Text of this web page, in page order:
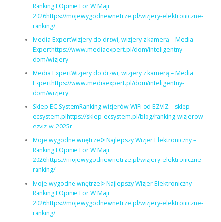
Ranking I Opinie For W Maju
2026https://mojewygodnewnetrze.pl/wizjery-elektroniczne-
ranking/
Media ExpertWizjery do drzwi, wizjery z kamerą – Media
Experthttps://www.mediaexpert.pl/dom/inteligentny-
dom/wizjery
Media ExpertWizjery do drzwi, wizjery z kamerą – Media
Experthttps://www.mediaexpert.pl/dom/inteligentny-
dom/wizjery
Sklep EC SystemRanking wizjerów WiFi od EZVIZ – sklep-
ecsystem.plhttps://sklep-ecsystem.pl/blog/ranking-wizjerow-
ezviz-w-2025r
Moje wygodne wnętrzeᐅ Najlepszy Wizjer Elektroniczny –
Ranking I Opinie For W Maju
2026https://mojewygodnewnetrze.pl/wizjery-elektroniczne-
ranking/
Moje wygodne wnętrzeᐅ Najlepszy Wizjer Elektroniczny –
Ranking I Opinie For W Maju
2026https://mojewygodnewnetrze.pl/wizjery-elektroniczne-
ranking/